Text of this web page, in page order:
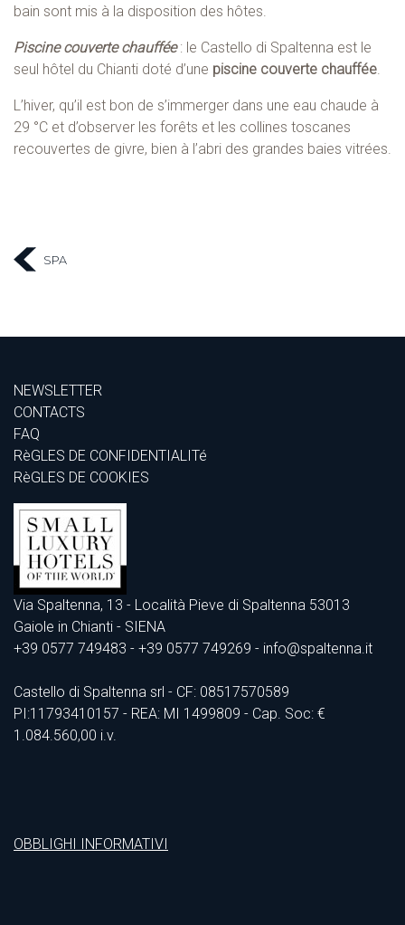
bain sont mis à la disposition des hôtes.
Piscine couverte chauffée: le Castello di Spaltenna est le
seul hôtel du Chianti doté d’une piscine couverte chauffée.
L’hiver, qu’il est bon de s’immerger dans une eau chaude à
29 °C et d’observer les forêts et les collines toscanes
recouvertes de givre, bien à l’abri des grandes baies vitrées.
SPA
NEWSLETTER
CONTACTS
FAQ
RèGLES DE CONFIDENTIALITé
RèGLES DE COOKIES
Via Spaltenna, 13 - Località Pieve di Spaltenna 53013
Gaiole in Chianti - SIENA
+39 0577 749483 - +39 0577 749269 - info@spaltenna.it
Castello di Spaltenna srl - CF: 08517570589
PI:11793410157 - REA: MI 1499809 - Cap. Soc: €
1.084.560,00 i.v.
OBBLIGHI INFORMATIVI